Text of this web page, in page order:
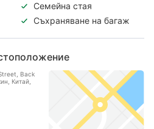
Семейна стая
Съхраняване на багаж
Back
Китай,